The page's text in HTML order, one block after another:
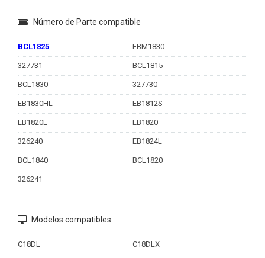
Número de Parte compatible
BCL1825 EBM1830
327731 BCL1815
BCL1830 327730
EB1830HL EB1812S
EB1820L EB1820
326240 EB1824L
BCL1840 BCL1820
326241
Modelos compatibles
C18DL C18DLX